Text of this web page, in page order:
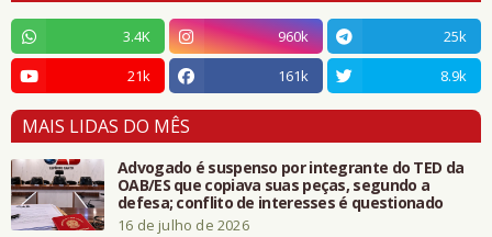
3.4K 960k
25k
21k
161k 8.9k
MAIS LIDAS DO MÊS
Advogado é suspenso por integrante do TED da
OAB/ES que copiava suas peças, segundo a
defesa; conflito de interesses é questionado
16 de julho de 2026